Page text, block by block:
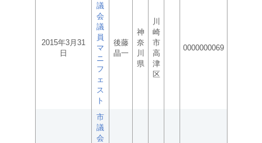
2015年3月31
日
議
会
議
員
マ
ニ
フ
ェ
ス
ト
後藤
晶一
神
奈
川
県
川
崎
市
高
津
区
0000000069
市
議
会